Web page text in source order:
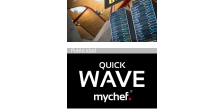
Publicidad